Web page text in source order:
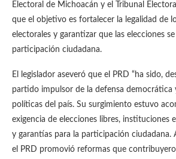
Electoral de Michoacán y el Tribunal
que el objetivo es fortalecer la legalidad de
electorales y garantizar que las elecciones
participación ciudadana.
El legislador aseveró que el PRD “ha sido,
partido impulsor de la defensa democrática
políticas del país. Su surgimiento estuvo
exigencia de elecciones libres, instituciones
y garantías para la participación ciudadana.
el PRD promovió reformas que